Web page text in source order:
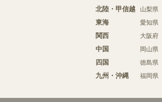
北陸・甲信越 山梨県
東海 愛知県
関西 大阪府
中国 岡山県
四国 徳島県
九州・沖縄 福岡県